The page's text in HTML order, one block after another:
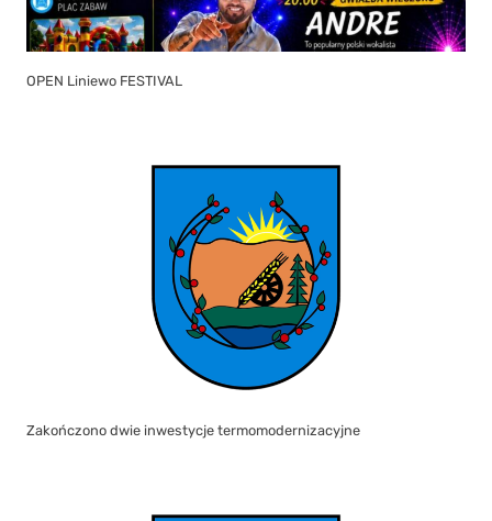
OPEN Liniewo FESTIVAL
Zakończono dwie inwestycje termomodernizacyjne